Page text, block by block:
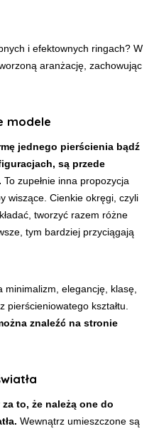
i efektownych ringach? W
aranżację, zachowując
modele
jednego pierścienia bądź
są przede
To zupełnie inna propozycja
wiszące. Cienkie okręgi, czyli
tworzyć razem różne
tym bardziej przyciągają
elegancję, klasę,
kształtu.
znaleźć na stronie
to, że należą one do
Wewnątrz umieszczone są